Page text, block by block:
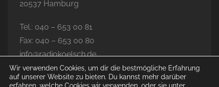
20537 Hamburg
Tel.: 040 – 653 00 81
Fax: 040 – 653 00 80
info@radiokoelsch.de
Wir verwenden Cookies, um dir die bestmögliche Erfahrung
auf unserer Website zu bieten. Du kannst mehr darüber